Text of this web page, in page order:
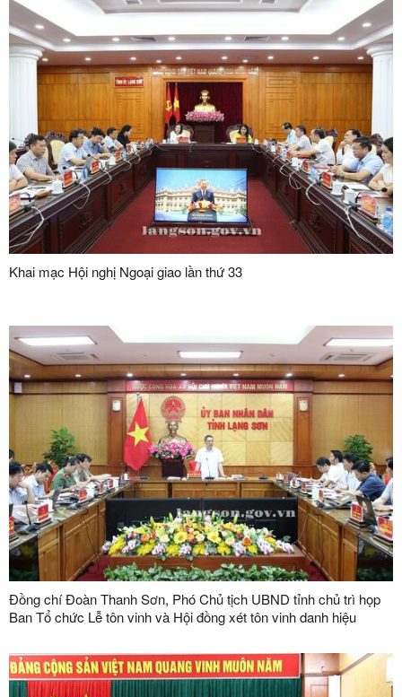
Sơn
Khai mạc Hội nghị Ngoại giao lần thứ 33
Đồng chí Đoàn Thanh Sơn, Phó Chủ tịch UBND tỉnh chủ trì họp
Ban Tổ chức Lễ tôn vinh và Hội đồng xét tôn vinh danh hiệu
năm 2026